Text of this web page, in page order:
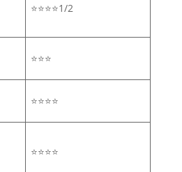
⭐⭐⭐⭐1/2
⭐⭐⭐
⭐⭐⭐⭐
⭐⭐⭐⭐